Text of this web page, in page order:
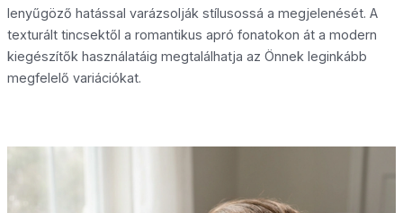
lenyűgöző hatással varázsolják stílusossá a megjelenését. A
texturált tincsektől a romantikus apró fonatokon át a modern
kiegészítők használatáig megtalálhatja az Önnek leginkább
megfelelő variációkat.